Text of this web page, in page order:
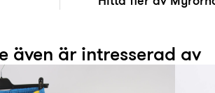
även är intresserad av